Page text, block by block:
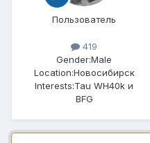
Пользователь
419
Gender:Male
Location:Новосибирск
Interests:Tau WH40k и
BFG